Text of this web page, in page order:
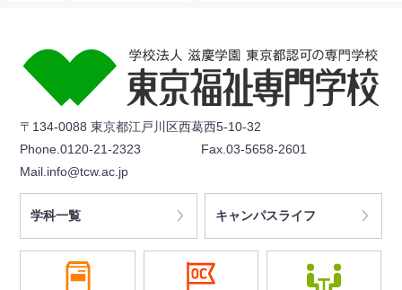
〒134-0088 東京都江戸川区西葛西5-10-32
Phone.0120-21-2323
Fax.03-5658-2601
Mail.info@tcw.ac.jp
学科一覧 キャンパスライフ